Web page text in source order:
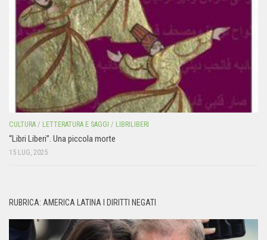
CULTURA / LETTERATURA E SAGGI / LIBRILIBERI
“Libri Liberi”. Una piccola morte
15 LUG, 2025
RUBRICA: AMERICA LATINA I DIRITTI NEGATI